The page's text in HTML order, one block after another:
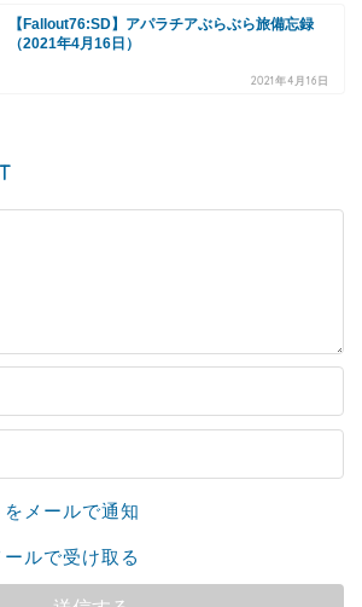
【Fallout76:SD】アパラチアぶらぶら旅備忘録
（2021年4月16日）
2021年4月16日
メールで通知
ルで受け取る